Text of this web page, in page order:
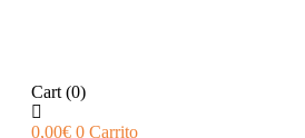
Cart (0)
0,00€ 0 Carrito